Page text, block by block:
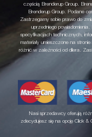
częścią Brenderup Group.
Brenderup Group. Podane
Zastrzegamy sobie prawo do
uprzedniego powiadomienia.
specyfikacjach technicznych,
materiały umieszczone na
różnić w zależności od dilera.
Nasi sprzedawcy oferują
zdecydujesz się na opcję Click &